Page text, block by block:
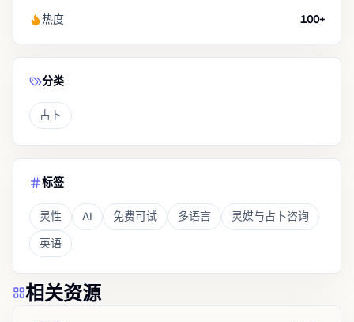
热度 100+
分类
占卜
标签
灵性 AI 免费可试 多语言
灵媒与占卜咨询
英语
相关资源